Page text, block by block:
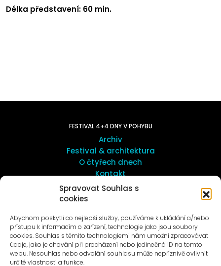
Spravovat Souhlas s
cookies
Abychom poskytli co nejlepší služby, používáme k ukládání a/nebo
přístupu k informacím o zařízení, technologie jako jsou soubory
cookies. Souhlas s těmito technologiemi nám umožní zpracovávat
údaje, jako je chování při procházení nebo jedinečná ID na tomto
webu. Nesouhlas nebo odvolání souhlasu může nepříznivě ovlivnit
určité vlastnosti a funkce.
Délka představení: 60 min.
FESTIVAL 4+4 DNY V POHYBU
Archiv
Festival & architektura
O čtyřech dnech
Kontakt
O umění v Motole